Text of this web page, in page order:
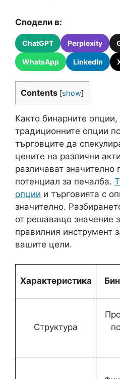
Сподели в:
ChatGPT Perplexity
WhatsApp LinkedIn
Contents [show]
Както бинарните опции,
традиционните опции
търговците да
цените на различни
различават значително
потенциал за печалба.
опции и търговията с
значително.
от решаващо значение
правилния инструмент
вашите цели.
Характеристика
Структура